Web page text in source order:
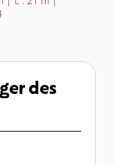
des